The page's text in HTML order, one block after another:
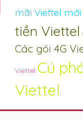
mãi Viettel
tiền Viettel
Các gói 4G
Viettel Cú
Viettel.